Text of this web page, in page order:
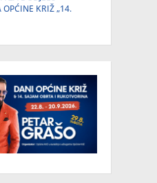
OPĆINE KRIŽ „14.